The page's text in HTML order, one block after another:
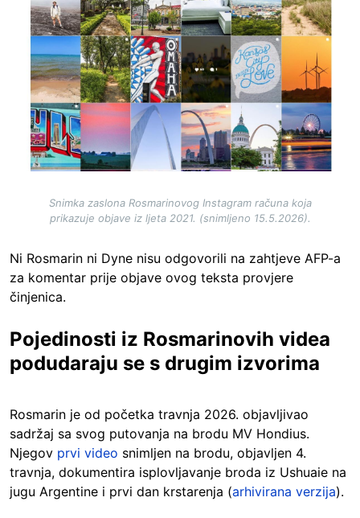
Snimka zaslona Rosmarinovog Instagram računa koja
prikazuje objave iz ljeta 2021. (snimljeno 15.5.2026).
Ni Rosmarin ni Dyne nisu odgovorili na zahtjeve AFP-a
za komentar prije objave ovog teksta provjere
činjenica.
Pojedinosti iz Rosmarinovih videa
podudaraju se s drugim izvorima
Rosmarin je od početka travnja 2026. objavljivao
sadržaj sa svog putovanja na brodu MV Hondius.
Njegov prvi video snimljen na brodu, objavljen 4.
travnja, dokumentira isplovljavanje broda iz Ushuaie na
jugu Argentine i prvi dan krstarenja (arhivirana verzija).